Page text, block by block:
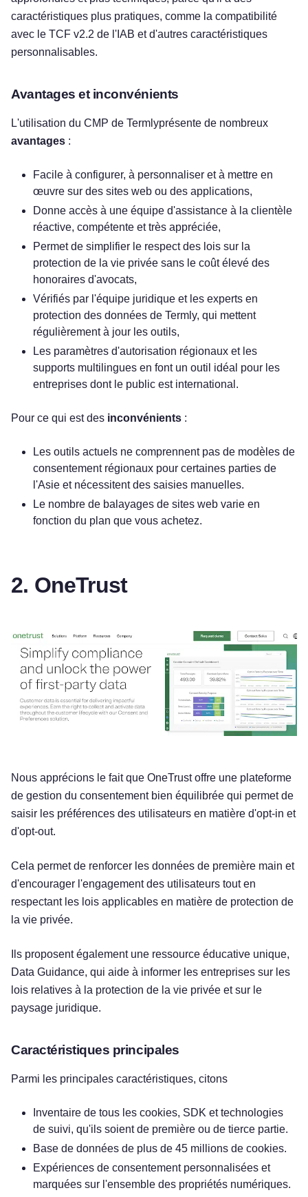
caractéristiques plus pratiques, comme la compatibilité
avec le TCF v2.2 de l'IAB et d'autres caractéristiques
personnalisables.
Avantages et inconvénients
L'utilisation du CMP de Termlyprésente de nombreux
avantages :
Facile à configurer, à personnaliser et à mettre en
œuvre sur des sites web ou des applications,
Donne accès à une équipe d'assistance à la clientèle
réactive, compétente et très appréciée,
Permet de simplifier le respect des lois sur la
protection de la vie privée sans le coût élevé des
honoraires d'avocats,
Vérifiés par l'équipe juridique et les experts en
protection des données de Termly, qui mettent
régulièrement à jour les outils,
Les paramètres d'autorisation régionaux et les
supports multilingues en font un outil idéal pour les
entreprises dont le public est international.
Pour ce qui est des inconvénients :
Les outils actuels ne comprennent pas de modèles de
consentement régionaux pour certaines parties de
l'Asie et nécessitent des saisies manuelles.
Le nombre de balayages de sites web varie en
fonction du plan que vous achetez.
2. OneTrust
Nous apprécions le fait que OneTrust offre une plateforme
de gestion du consentement bien équilibrée qui permet de
saisir les préférences des utilisateurs en matière d'opt-in et
d'opt-out.
Cela permet de renforcer les données de première main et
d'encourager l'engagement des utilisateurs tout en
respectant les lois applicables en matière de protection de
la vie privée.
Ils proposent également une ressource éducative unique,
Data Guidance, qui aide à informer les entreprises sur les
lois relatives à la protection de la vie privée et sur le
paysage juridique.
Caractéristiques principales
Parmi les principales caractéristiques, citons
Inventaire de tous les cookies, SDK et technologies
de suivi, qu'ils soient de première ou de tierce partie.
Base de données de plus de 45 millions de cookies.
Expériences de consentement personnalisées et
marquées sur l'ensemble des propriétés numériques.